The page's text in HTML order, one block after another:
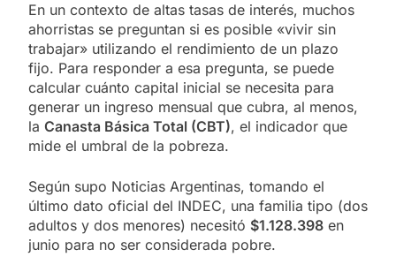
En un contexto de altas tasas de interés, muchos
ahorristas se preguntan si es posible «vivir sin
trabajar» utilizando el rendimiento de un plazo
fijo. Para responder a esa pregunta, se puede
calcular cuánto capital inicial se necesita para
generar un ingreso mensual que cubra, al menos,
la Canasta Básica Total (CBT), el indicador que
mide el umbral de la pobreza.
Según supo Noticias Argentinas, tomando el
último dato oficial del INDEC, una familia tipo (dos
adultos y dos menores) necesitó $1.128.398 en
junio para no ser considerada pobre.